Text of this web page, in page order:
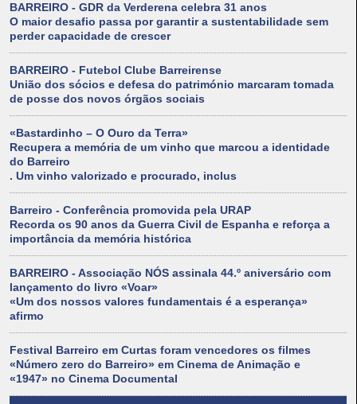
BARREIRO - GDR da Verderena celebra 31 anos
O maior desafio passa por garantir a sustentabilidade sem
perder capacidade de crescer
BARREIRO - Futebol Clube Barreirense
União dos sócios e defesa do património marcaram tomada
de posse dos novos órgãos sociais
«Bastardinho – O Ouro da Terra»
Recupera a memória de um vinho que marcou a identidade
do Barreiro
. Um vinho valorizado e procurado, inclus
Barreiro - Conferência promovida pela URAP
Recorda os 90 anos da Guerra Civil de Espanha e reforça a
importância da memória histórica
BARREIRO - Associação NÓS assinala 44.º aniversário com
lançamento do livro «Voar»
«Um dos nossos valores fundamentais é a esperança»
afirmo
Festival Barreiro em Curtas foram vencedores os filmes
«Número zero do Barreiro» em Cinema de Animação e
«1947» no Cinema Documental